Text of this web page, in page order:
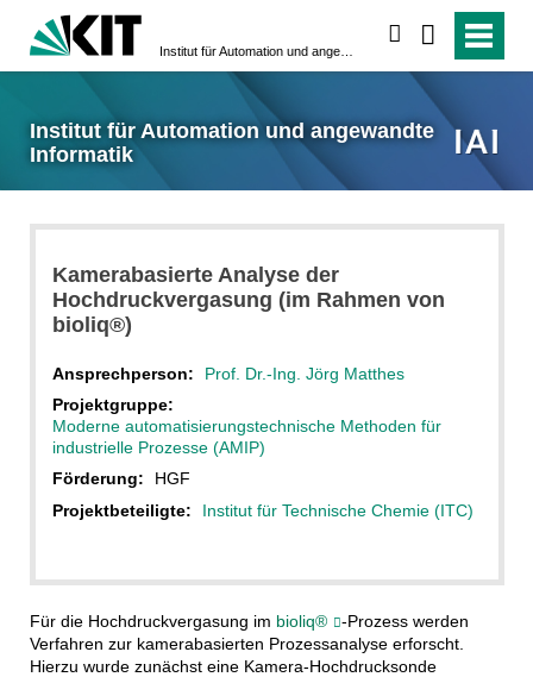
Institut für Automation und angewandte
Informatik
Kamerabasierte Analyse der
Hochdruckvergasung (im Rahmen von
bioliq®)
Ansprechperson:
Prof. Dr.-Ing. Jörg Matthes
Projektgruppe:
Moderne automatisierungstechnische Methoden für
industrielle Prozesse (AMIP)
Förderung:
HGF
Projektbeteiligte:
Institut für Technische Chemie (ITC)
Für die Hochdruckvergasung im bioliq®
-Prozess werden
Verfahren zur kamerabasierten Prozessanalyse erforscht.
Hierzu wurde zunächst eine Kamera-Hochdrucksonde